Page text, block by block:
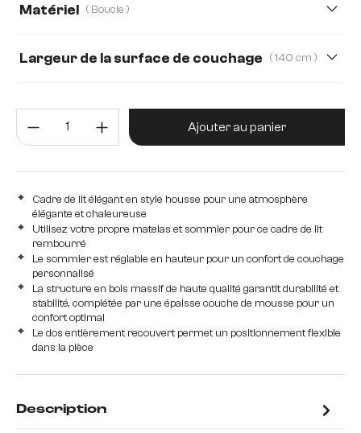
Matériel ( Boucle )
Largeur de la surface de couchage ( 140 cm )
Quantité de produit : Entrez la
Ajouter au panier
Cadre de lit élégant en style housse pour une atmosphère
élégante et chaleureuse
Utilisez votre propre matelas et sommier pour ce cadre de lit
rembourré
Le sommier est réglable en hauteur pour un confort de couchage
personnalisé
La structure en bois massif de haute qualité garantit durabilité et
stabilité, complétée par une épaisse couche de mousse pour un
confort optimal
Le dos entièrement recouvert permet un positionnement flexible
dans la pièce
Description